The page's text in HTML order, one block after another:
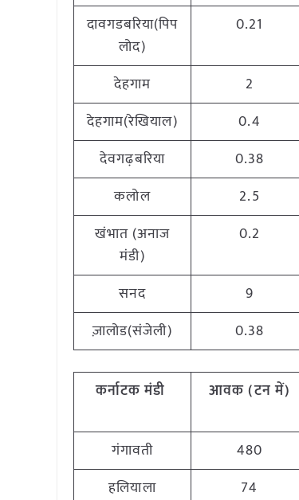
दावगडबरिया(पिप
लोद)
0.21
देहगाम 2
देहगाम(रेखियाल)
0.4
देवगढ़बरिया
0.38
कलोल
2.5
खंभात (अनाज
मंडी)
0.2
सनद 9
ज़ालोड(संजेली)
0.38
कर्नाटक मंडी आवक (टन में)
गंगावती
480
हलियाला
74